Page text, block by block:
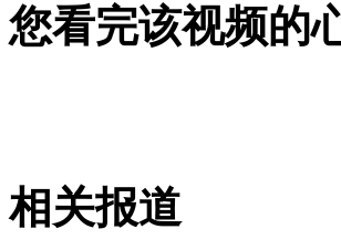
您看完该视频的
相关报道